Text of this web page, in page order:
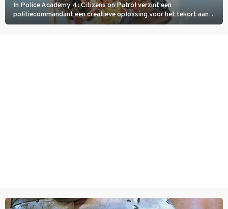
In Police Academy 4: Citizens on Patrol verzint een
politiecommandant een creatieve oplossing voor het tekort aan
agenten.